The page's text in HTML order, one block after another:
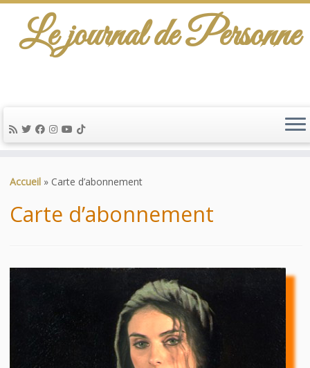
au
Le journal de Personne
Accueil » Carte d’abonnement
Carte d’abonnement